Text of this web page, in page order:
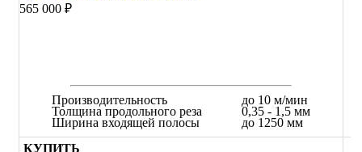
565 000 ₽
Производительность
Толщина продольного реза
Ширина входящей полосы
до 10 м/мин
0,35 - 1,5 мм
до 1250 мм
КУПИТЬ